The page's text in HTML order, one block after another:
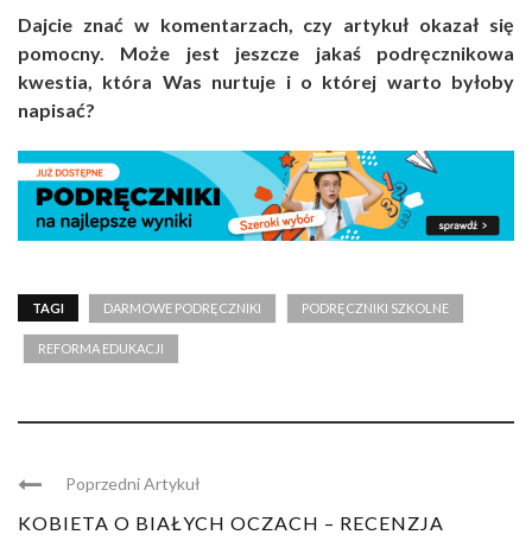
Dajcie znać w komentarzach, czy artykuł okazał się
pomocny. Może jest jeszcze jakaś podręcznikowa
kwestia, która Was nurtuje i o której warto byłoby
napisać?
TAGI DARMOWE PODRĘCZNIKI PODRĘCZNIKI SZKOLNE
REFORMA EDUKACJI
Poprzedni Artykuł
KOBIETA O BIAŁYCH OCZACH – RECENZJA